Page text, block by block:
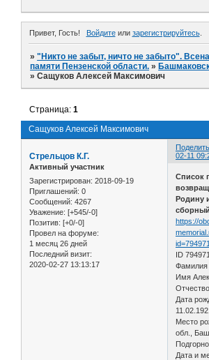
Привет, Гость! Войдитеили зарегистрируйтесь.
»"Никто не забыт, ничто не забыто".
памяти Пензенской области. »
»Сащуков Алексей Максимович
Сащуков Алексей Максимович
Страница:1
02-11
Стрельцов К.Г.
Активный участник
Зарегистрирован: 2018-09-19
Приглашений: 0
Сообщений: 4267
Уважение: [+545/-0]
Позитив: [+0/-0]
Провел на форуме:
1 месяц 26 дней
Последний визит:
2020-02-27 13:13:17
Список
Родину
https://
ID
Имя
Дата
Место
обл.,
Дата и